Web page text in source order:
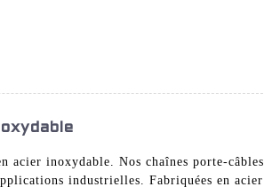
inoxydable. Nos chaînes porte-câbles
industrielles. Fabriquées en acier